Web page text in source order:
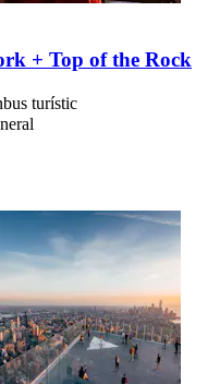
+ Top of the Rock
turístic